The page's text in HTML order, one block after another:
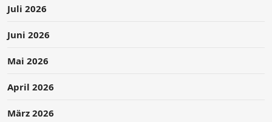
Juli 2026
Juni 2026
Mai 2026
April 2026
März 2026